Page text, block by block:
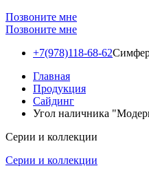
Позвоните мне
Позвоните мне
+7(978)118-68-62
Главная
Продукция
Сайдинг
Угол наличника
Серии и коллекции
Серии и коллекции